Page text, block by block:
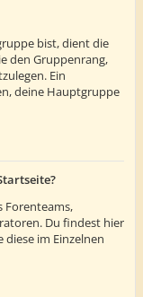
bist, dient die
den Gruppenrang,
Ein
deine Hauptgruppe
Forenteams,
Du findest hier
im Einzelnen